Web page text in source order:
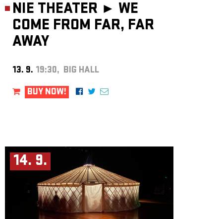
NIE THEATER ► WE
COME FROM FAR, FAR
AWAY
13. 9. 19:30, BIG HALL
BUY NOW!
14. 9.